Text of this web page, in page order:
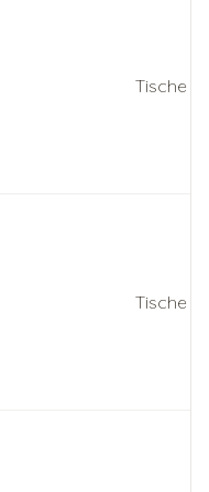
Tische
Tische